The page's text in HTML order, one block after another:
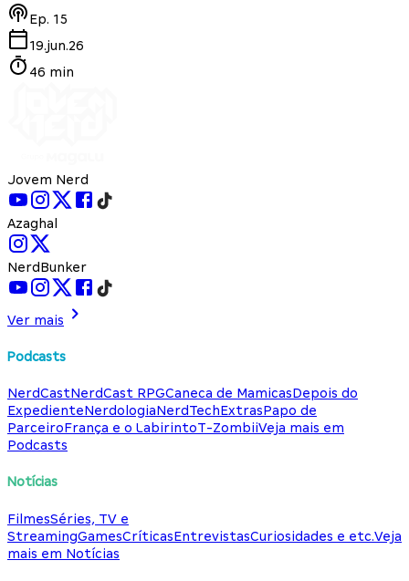
Ep. 15
19.jun.26
46 min
Jovem Nerd
Azaghal
NerdBunker
Ver mais
Podcasts
NerdCastNerdCast RPGCaneca de MamicasDepois do
ExpedienteNerdologiaNerdTechExtrasPapo de
ParceiroFrança e o LabirintoT-ZombiiVeja mais em
Podcasts
Notícias
FilmesSéries, TV e
StreamingGamesCríticasEntrevistasCuriosidades e etc.Veja
mais em Notícias